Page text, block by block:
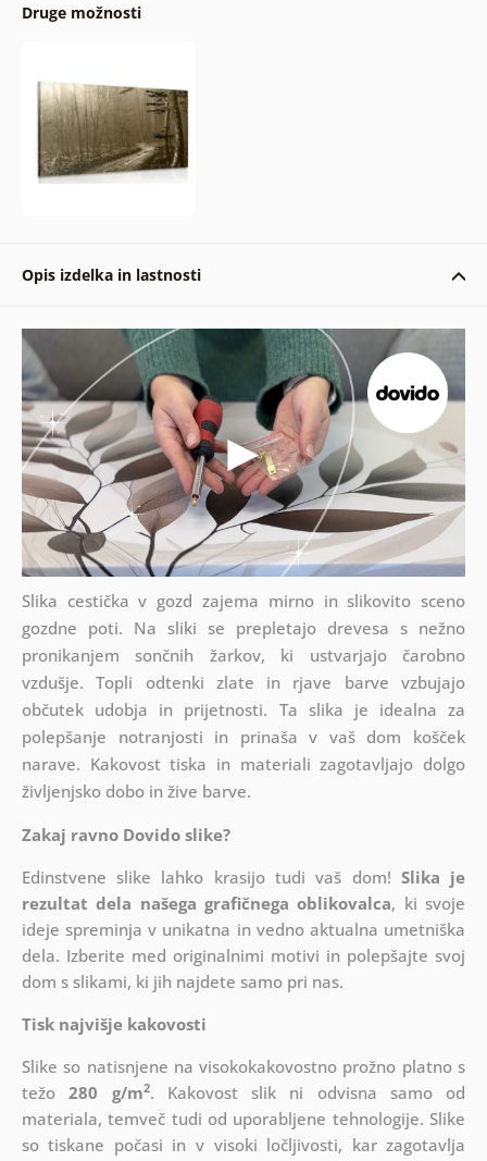
Druge možnosti
Opis izdelka in lastnosti
Slika cestička v gozd zajema mirno in slikovito sceno
gozdne poti. Na sliki se prepletajo drevesa s nežno
pronikanjem sončnih žarkov, ki ustvarjajo čarobno
vzdušje. Topli odtenki zlate in rjave barve vzbujajo
občutek udobja in prijetnosti. Ta slika je idealna za
polepšanje notranjosti in prinaša v vaš dom košček
narave. Kakovost tiska in materiali zagotavljajo dolgo
življenjsko dobo in žive barve.
Zakaj ravno Dovido slike?
Edinstvene slike lahko krasijo tudi vaš dom! Slika je
rezultat dela našega grafičnega oblikovalca, ki svoje
ideje spreminja v unikatna in vedno aktualna umetniška
dela. Izberite med originalnimi motivi in polepšajte svoj
dom s slikami, ki jih najdete samo pri nas.
Tisk najvišje kakovosti
Slike so natisnjene na visokokakovostno prožno platno s
težo280 g/m2. Kakovost slik ni odvisna samo od
materiala, temveč tudi od uporabljene tehnologije. Slike
so tiskane počasi in v visoki ločljivosti, kar zagotavlja